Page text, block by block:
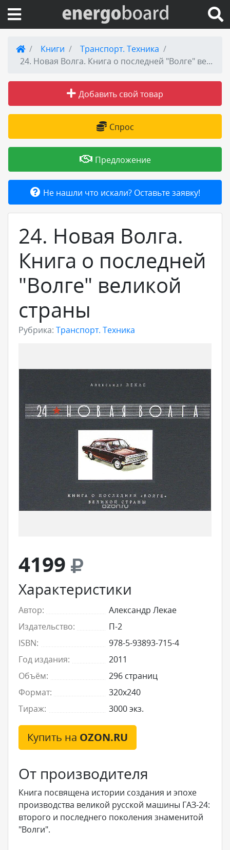
Вход на сайт
Публикации
Товары и услуги
Добавить товар или услугу
Книги
Транспорт. Техника
24. Новая Волга. Книга о последней "Волге" великой страны
Добавить свой товар
Спрос
Предложение
Не нашли что искали? Оставьте заявку!
24. Новая Волга.
Книга о последней
"Волге" великой
страны
Рубрика: Транспорт. Техника
4199
Характеристики
Автор:
Александр Лекае
Издательство:
П-2
ISBN:
978-5-93893-715-4
Год издания:
2011
Объём:
296 страниц
Формат:
320x240
Тираж:
3000 экз.
Купить на OZON.RU
От производителя
Книга посвящена истории создания и эпохе
производства великой русской машины ГАЗ-24:
второго и последнего поколения знаменитой
"Волги".